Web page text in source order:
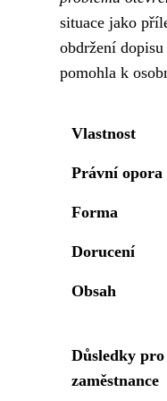
situace jako
obdržení
pomohla k
Vlastnost
Právní opora
Forma
Dorucení
Obsah
Důsledky pro
zaměstnance